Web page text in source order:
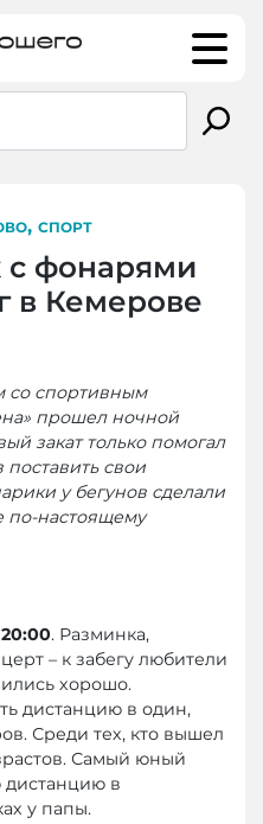
, СПОРТ
с фонарями
в Кемерове
со спортивным
прошел ночной
закат только помогал
поставить свои
у бегунов сделали
по-настоящему
. Разминка,
– к забегу любители
хорошо.
дистанцию в один,
Среди тех, кто вышел
Самый юный
дистанцию в
у папы.